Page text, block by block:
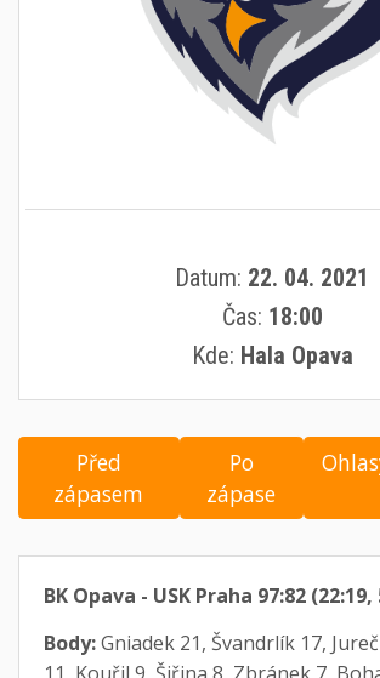
Datum: 22. 04. 2021
Čas: 18:00
Kde: Hala Opava
Před
zápasem
Po
zápase
BK Opava - USK Praha 97:82 (22:19,
Body:Gniadek 21, Švandrlík 17,